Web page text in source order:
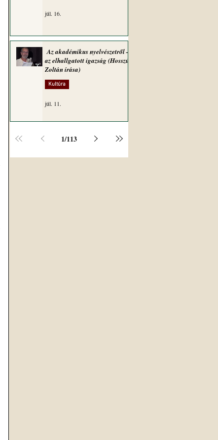
júl. 16.
Az akadémikus nyelvészetről –
az elhallgatott igazság (Hosszú
Zoltán írása)
Kultúra
júl. 11.
1/113